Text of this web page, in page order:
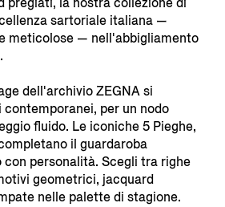
sartoriale italiana —
meticolose — nell'abbigliamento
dell'archivio ZEGNA si
per un nodo
fluido. Le iconiche 5 Pieghe,
il guardaroba
personalità. Scegli tra righe
geometrici, jacquard
nelle palette di stagione.